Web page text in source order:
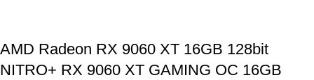
AMD Radeon RX 9060 XT 16GB 128bit
NITRO+ RX 9060 XT GAMING OC 16GB